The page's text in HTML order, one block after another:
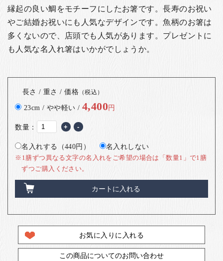
縁起の良い鯛をモチーフにしたお箸です。長寿のお祝い
やご結婚お祝いにも人気なデザインです。魚柄のお箸は
多くないので、店頭でも人気があります。 プレゼントに
も人気な名入れ箸はいかがでしょうか。
長さ / 重さ / 価格 （税込）
23cm / やや軽い / 4,400円
数量： + -
名入れする（440円） 名入れしない
※1膳ずつ異なる文字の名入れをご希望の場合は「数量1」で1膳
ずつご購入ください。
カートに入れる
お気に入りに入れる
この商品についてのお問い合わせ